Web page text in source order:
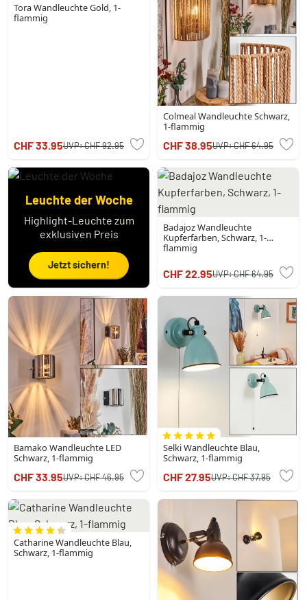
Tora Wandleuchte Gold, 1-
flammig
CHF 33.95UVP:CHF 92.95
Colmeal Wandleuchte Schwarz,
1-flammig
CHF 38.95UVP:CHF 64.95
Leuchte der Woche
Highlight-Leuchte zum
exklusiven Preis
Jetzt sichern!
Badajoz Wandleuchte
Kupferfarben, Schwarz, 1-
flammig
CHF 22.95UVP:CHF 64.95
Bamako Wandleuchte LED
Schwarz, 1-flammig
CHF 33.95UVP:CHF 46.95
Selki Wandleuchte Blau,
Schwarz, 1-flammig
CHF 27.95UVP:CHF 37.95
Catharine Wandleuchte Blau,
Schwarz, 1-flammig